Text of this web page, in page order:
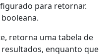
para retornar.
booleana.
retorna uma tabela de
enquanto que